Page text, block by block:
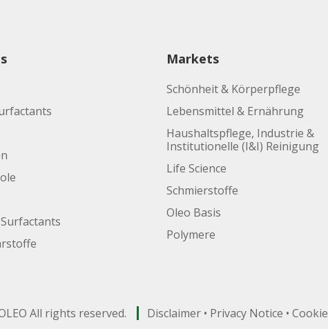
Markets
Schönheit & Körperpflege
Lebensmittel & Ernährung
Haushaltspflege, Industrie &
Institutionelle (I&I) Reinigung
Life Science
Schmierstoffe
Oleo Basis
Polymere
Disclaimer • Privacy Notice •
All rights reserved.